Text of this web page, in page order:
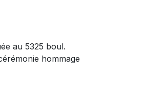
au 5325 boul.
hommage